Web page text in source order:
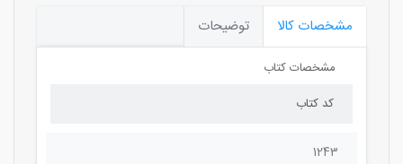
مشخصات کالا توضیحات
مشخصات کتاب
کد کتاب
1243